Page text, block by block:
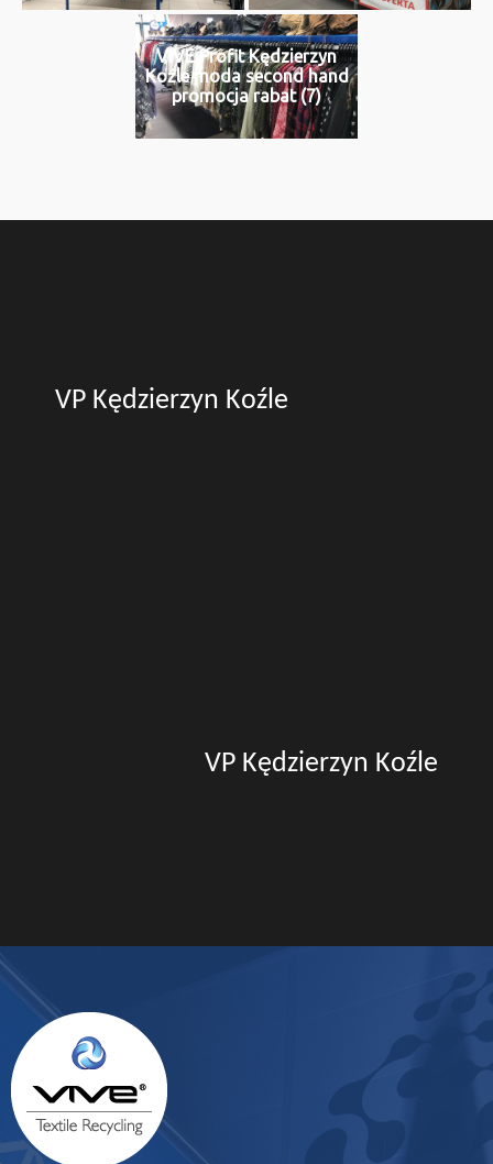
VIVE Profit Kędzierzyn
Koźle moda second hand
promocja rabat (7)
VP Kędzierzyn Koźle
VP Kędzierzyn Koźle